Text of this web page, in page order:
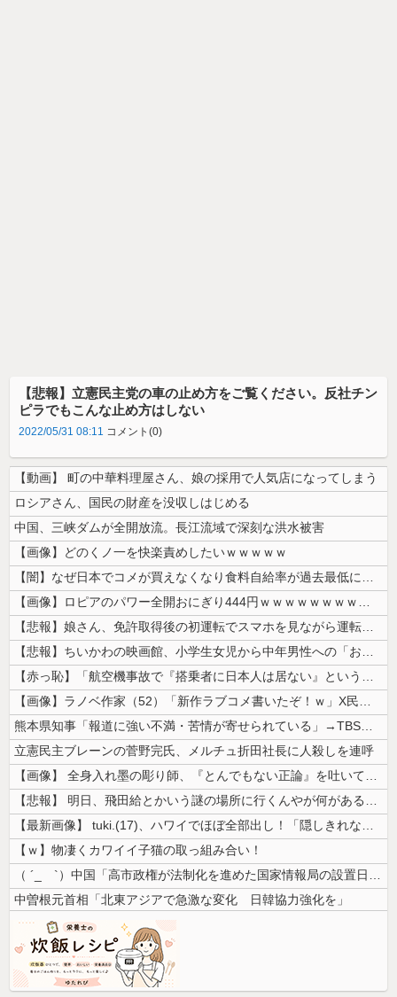
【悲報】立憲民主党の車の止め方をご覧ください。反社チン
ピラでもこんな止め方はしない
2022/05/31 08:11 コメント(0)
【動画】 町の中華料理屋さん、娘の採用で人気店になってしまう
ロシアさん、国民の財産を没収しはじめる
中国、三峡ダムが全開放流。長江流域で深刻な洪水被害
【画像】どのくノ一を快楽責めしたいｗｗｗｗｗ
【闇】なぜ日本でコメが買えなくなり食料自給率が過去最低に並んだのか？
【画像】ロピアのパワー全開おにぎり444円ｗｗｗｗｗｗｗｗｗｗｗｗ
【悲報】娘さん、免許取得後の初運転でスマホを見ながら運転してしまう😱...
【悲報】ちいかわの映画館、小学生女児から中年男性への「おねだり」事案が...
【赤っ恥】「航空機事故で『搭乗者に日本人は居ない』という発表は嫌い。人...
【画像】ラノベ作家（52）「新作ラブコメ書いたぞ！ｗ」X民「いい歳こい...
熊本県知事「報道に強い不満・苦情が寄せられている」→TBSの報道特集が...
立憲民主ブレーンの菅野完氏、メルチュ折田社長に人殺しを連呼
【画像】 全身入れ墨の彫り師、『とんでもない正論』を吐いて30万再生さ...
【悲報】 明日、飛田給とかいう謎の場所に行くんやが何があるんや????...
【最新画像】 tuki.(17)、ハワイでほぼ全部出し！「隠しきれない...
【ｗ】物凄くカワイイ子猫の取っ組み合い！
（ ´_ゝ`）中国「高市政権が法制化を進めた国家情報局の設置日が7月3...
中曽根元首相「北東アジアで急激な変化 日韓協力強化を」